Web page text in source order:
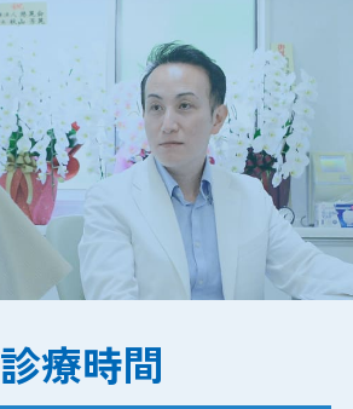
診療時間